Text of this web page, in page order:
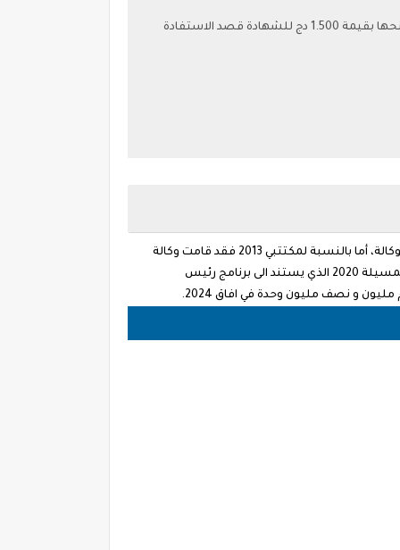
و ذكر رئيس الجمهورية انه تم خلال السنوات الفارطة, الكشف عن منح 16 الف و800 شهادة اقامة مزورة بالجزائر العاصمة تم منحها بقيمة 1.500 دج للشهادة قصد الاستفادة
ويبلغ عدد المكتتبين القدامى الذين قاموا بدفع الشطر الأول 89.152 مكتتب من بينهم 66.436 مكتتب متواجد بالعاصمة وفقا لارقام الوكالة، أما بالنسبة لمكتتبي 2013 فقد قامت وكالة
“عدل” بتسليم الاوامر بالدفع لفائدة 541.423 من بين 560.658 ملف مقبول تجدر الاشارة الى ان مخطط عمل الحكومة, قائمة السكن المسيلة 2020 الذي يستند الى برنامج رئيس
و نصف مليون وحدة في افاق 2024.